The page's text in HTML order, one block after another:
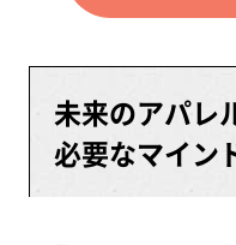
未来のアパレ
必要なマイン